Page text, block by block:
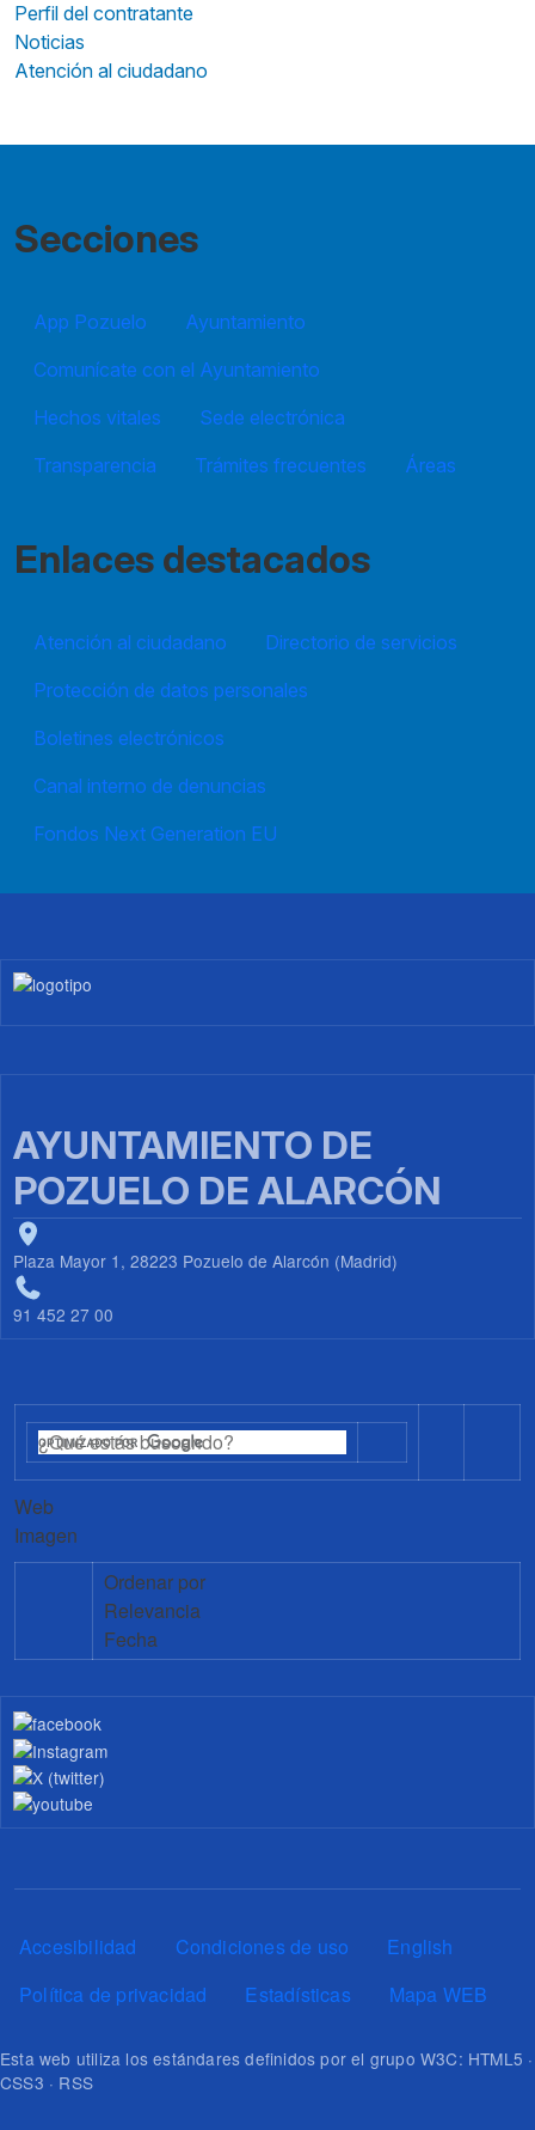
Perfil del contratante
Noticias
Atención al ciudadano
Secciones
App Pozuelo
Ayuntamiento
Comunícate con el Ayuntamiento
Hechos vitales
Sede electrónica
Transparencia
Trámites frecuentes Áreas
Enlaces destacados
Atención al ciudadano
Directorio de servicios
Protección de datos personales
Boletines electrónicos
Canal interno de denuncias
Fondos Next Generation EU
Imagen
AYUNTAMIENTO DE
POZUELO DE ALARCÓN
Plaza Mayor 1, 28223 Pozuelo de Alarcón (Madrid)
91 452 27 00
Web
Imagen
Ordenar por
Relevancia
Fecha
Pie de página
Accesibilidad Condiciones de uso
English
Política de privacidad
Estadísticas Mapa WEB
Esta web utiliza los estándares definidos por el grupo W3C: HTML5 ·
CSS3 · RSS